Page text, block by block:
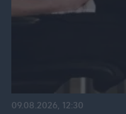
09.08.2026, 12:30